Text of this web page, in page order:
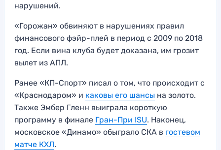
нарушений.
«Горожан» обвиняют в нарушениях правил
финансового фэйр-плей в период с 2009 по 2018
год. Если вина клуба будет доказана, им грозит
вылет из АПЛ.
Ранее «КП-Спорт» писал о том, что происходит с
«Краснодаром» и каковы его шансы на золото.
Также Эмбер Гленн выиграла короткую
программу в финале Гран-При ISU. Наконец,
московское «Динамо» обыграло СКА в гостевом
матче КХЛ.